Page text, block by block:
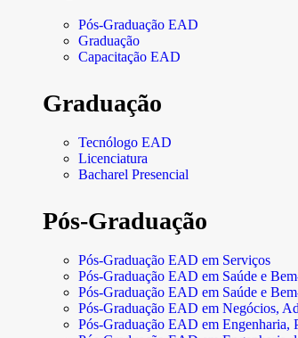
Pós-Graduação EAD
Graduação
Capacitação EAD
Graduação
Tecnólogo EAD
Licenciatura
Bacharel Presencial
Pós-Graduação
Pós-Graduação EAD em Serviços
Pós-Graduação EAD em Saúde e
Pós-Graduação EAD em Saúde e
Pós-Graduação EAD em Negócios,
Pós-Graduação EAD em Engenharia,